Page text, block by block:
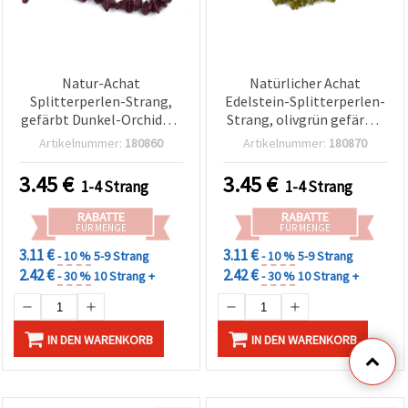
Natur-Achat
Splitterperlen-Strang,
gefärbt Dunkel-Orchidee,
8–12 mm, ca. 85 cm, für
Artikelnummer: 180860
3.45€ 1-4 Strang
RABATTE
FÜR MENGE
3.11 €- 10 %5-9 Strang
2.42 €- 30 %10 Strang +
IN DEN WARENKORB
Natürlicher Achat
Edelstein-Splitterperlen-
Strang, olivgrün gefärbt,
8–12 mm unregelmäßige
Schmuckherstellung, DIY-
Basteln, Armbänder &
Halsketten
Artikelnummer: 180870
3.45€ 1-4 Strang
RABATTE
FÜR MENGE
3.11 €- 10 %5-9 Strang
2.42 €- 30 %10 Strang +
IN DEN WARENKORB